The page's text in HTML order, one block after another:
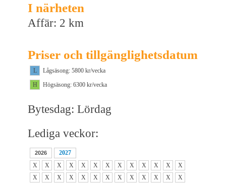
I närheten
Affär: 2 km
Priser och tillgänglighetsdatum
L
Lågsäsong: 5800 kr/vecka
H
Högsäsong: 6300 kr/vecka
Bytesdag: Lördag
Lediga veckor:
2026
2027
X
X X X X X X X X X X X
X
X
X X X X X X X X X X X
X